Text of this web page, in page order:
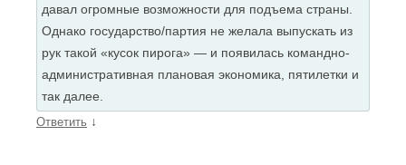
давал огромные возможности для подъема страны.
Однако государство/партия не желала выпускать из
рук такой «кусок пирога» — и появилась командно-
административная плановая экономика, пятилетки и
так далее.
Ответить ↓